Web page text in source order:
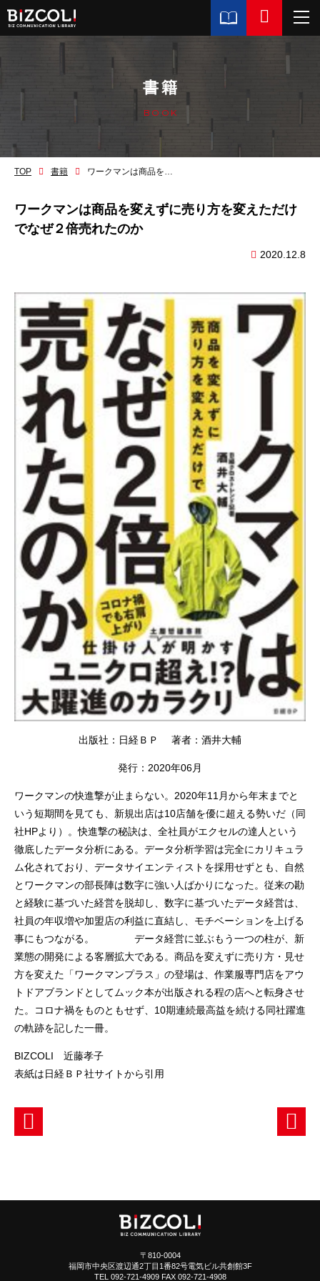
書籍
BOOK
TOP 書籍 ワークマンは商品を変えずに売り方を変えただけでなぜ２倍売れたのか
ワークマンは商品を変えずに売り方を変えただけ
でなぜ２倍売れたのか
2020.12.8
出版社：日経ＢＰ 著者：酒井大輔
発行：2020年06月
ワークマンの快進撃が止まらない。2020年11月から年末までと
いう短期間を見ても、新規出店は10店舗を優に超える勢いだ（同
社HPより）。快進撃の秘訣は、全社員がエクセルの達人という
徹底したデータ分析にある。データ分析学習は完全にカリキュラ
ム化されており、データサイエンティストを採用せずとも、自然
とワークマンの部長陣は数字に強い人ばかりになった。従来の勘
と経験に基づいた経営を脱却し、数字に基づいたデータ経営は、
社員の年収増や加盟店の利益に直結し、モチベーションを上げる
事にもつながる。 データ経営に並ぶもう一つの柱が、新
業態の開発による客層拡大である。商品を変えずに売り方・見せ
方を変えた「ワークマンプラス」の登場は、作業服専門店をアウ
トドアブランドとしてムック本が出版される程の店へと転身させ
た。コロナ禍をものともせず、10期連続最高益を続ける同社躍進
の軌跡を記した一冊。
BIZCOLI 近藤孝子
表紙は日経ＢＰ社サイトから引用
〒810-0004
福岡市中央区渡辺通2丁目1番82号電気ビル共創館3F
TEL 092-721-4909 FAX 092-721-4908